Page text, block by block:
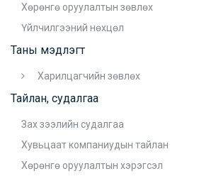
Хөрөнгө оруулалтын зөвлөх
Үйлчилгээний нөхцөл
Таны мэдлэгт
Харилцагчийн зөвлөх
Тайлан, судалгаа
Зах зээлийн судалгаа
Хувьцаат компаниудын тайлан
Хөрөнгө оруулалтын хэрэгсэл